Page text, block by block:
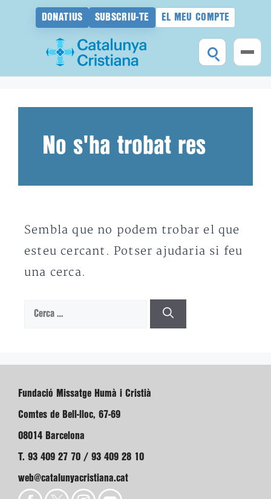
DONATIUS SUBSCRIU-TE EL MEU COMPTE
No s'ha trobat res
Sembla que no podem trobar el que
esteu cercant. Potser ajudaria si feu
una cerca.
Cerca:
Fundació Missatge Humà i Cristià
Comtes de Bell-lloc, 67-69
08014 Barcelona
T. 93 409 27 70 / 93 409 28 10
web@catalunyacristiana.cat